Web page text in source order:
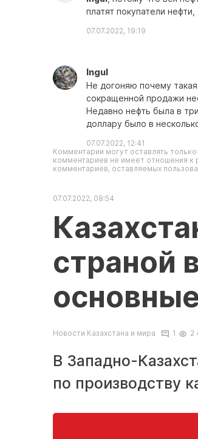
платят покупатели
07.07.2022, 19:19
Ingul
Не догоняю почему
сокращенной продажи
Недавно нефть была в
доллару было в
07.07.2022, 12:41
Комментарии могут оставлять
комментариев не имеет отношения к
комментариев, оставляемых
07.07.2022, 08:54
страной
Новости Казахстана и мира 1 2
В Западно-
по производству